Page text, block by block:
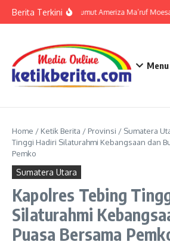
Berita TerkiniKPwBI Sumut Ameriza Ma’ruf
Menu
Home / Ketik Berita / Provinsi / Sumatera
Tinggi Hadiri Silaturahmi Kebangsaan dan
Pemko
Sumatera Utara
Kapolres Tebing
Silaturahmi
Puasa Bersama